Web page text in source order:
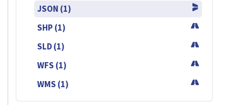
JSON (1)
SHP (1)
SLD (1)
WFS (1)
WMS (1)